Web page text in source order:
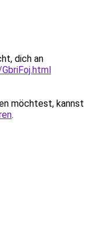
dich an
möchtest, kannst
.